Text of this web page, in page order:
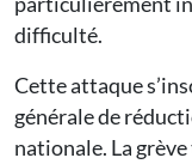
difficulté.
Cette attaque
générale de
nationale. La